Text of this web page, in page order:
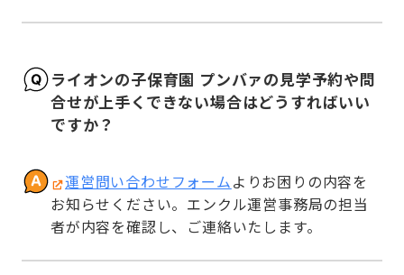
ライオンの子保育園 プンバァの見学予約や問
合せが上手くできない場合はどうすればいい
ですか？
運営問い合わせフォームよりお困りの内容を
お知らせください。エンクル運営事務局の担当
者が内容を確認し、ご連絡いたします。